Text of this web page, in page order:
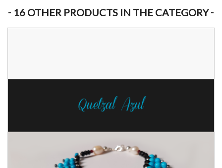
16 OTHER PRODUCTS IN THE CATEGORY